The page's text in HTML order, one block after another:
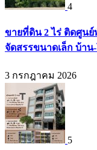
4
ขายที่ดิน 2 ไร่ ติดศูน
จัดสรรขนาดเล็ก บ้าน-
3 กรกฎาคม 2026
5